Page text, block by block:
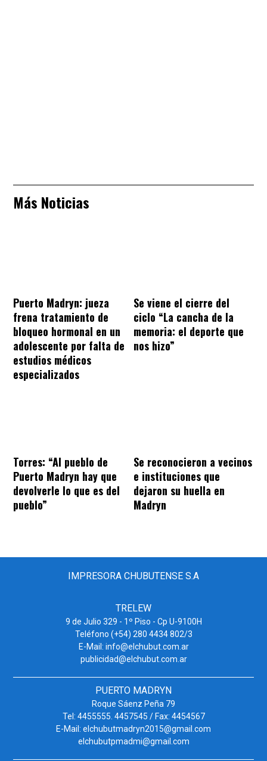
Más Noticias
Puerto Madryn: jueza
frena tratamiento de
bloqueo hormonal en un
adolescente por falta de
estudios médicos
especializados
Se viene el cierre del
ciclo “La cancha de la
memoria: el deporte que
nos hizo”
Torres: “Al pueblo de
Puerto Madryn hay que
devolverle lo que es del
pueblo”
Se reconocieron a vecinos
e instituciones que
dejaron su huella en
Madryn
IMPRESORA CHUBUTENSE S.A
TRELEW
9 de Julio 329 - 1º Piso - Cp U-9100H
Teléfono (+54) 280 4434 802/3
E-Mail: info@elchubut.com.ar
publicidad@elchubut.com.ar
PUERTO MADRYN
Roque Sáenz Peña 79
Tel: 4455555. 4457545 / Fax: 4454567
E-Mail: elchubutmadryn2015@gmail.com
elchubutpmadmi@gmail.com